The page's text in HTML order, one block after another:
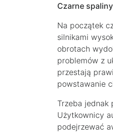
Czarne spaliny
Na początek
silnikami
obrotach
problemów z
przestają
powstawanie
Trzeba jednak
Użytkownicy
podejrzewać